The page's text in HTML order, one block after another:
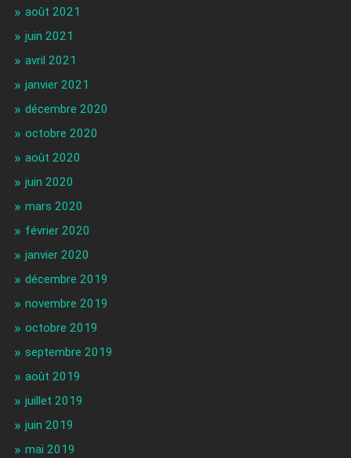
août 2021
juin 2021
avril 2021
janvier 2021
décembre 2020
octobre 2020
août 2020
juin 2020
mars 2020
février 2020
janvier 2020
décembre 2019
novembre 2019
octobre 2019
septembre 2019
août 2019
juillet 2019
juin 2019
mai 2019